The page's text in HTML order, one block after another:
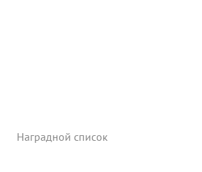
Наградной список